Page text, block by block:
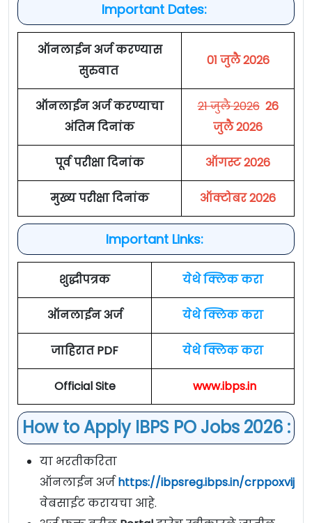
Important Dates:
ऑनलाईन अर्ज करण्यास
सुरुवात
01 जुलै 2026
ऑनलाईन अर्ज करण्याचा
अंतिम दिनांक
21 जुलै 2026 26
जुलै 2026
पूर्व परीक्षा दिनांक ऑगस्ट 2026
मुख्य परीक्षा दिनांक ऑक्टोबर 2026
Important Links:
शुद्धीपत्रक येथे क्लिक करा
ऑनलाईन अर्ज येथे क्लिक करा
जाहिरात PDF येथे क्लिक करा
Official Site www.ibps.in
How to Apply IBPS PO Jobs 2026 :
या भरतीकरिता
ऑनलाईन अर्जhttps://ibpsreg.ibps.in/
वेबसाईट करायचा आहे.